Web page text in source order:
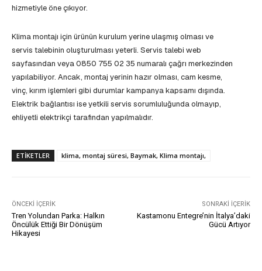
hizmetiyle öne çıkıyor.
Klima montajı için ürünün kurulum yerine ulaşmış olması ve
servis talebinin oluşturulması yeterli. Servis talebi web
sayfasından veya 0850 755 02 35 numaralı çağrı merkezinden
yapılabiliyor. Ancak, montaj yerinin hazır olması, cam kesme,
vinç, kırım işlemleri gibi durumlar kampanya kapsamı dışında.
Elektrik bağlantısı ise yetkili servis sorumluluğunda olmayıp,
ehliyetli elektrikçi tarafından yapılmalıdır.
ETIKETLER klima, montaj süresi, Baymak, Klima montajı,
ÖNCEKI İÇERIK
Tren Yolundan Parka: Halkın
Öncülük Ettiği Bir Dönüşüm
Hikayesi
SONRAKI İÇERIK
Kastamonu Entegre’nin İtalya’daki
Gücü Artıyor